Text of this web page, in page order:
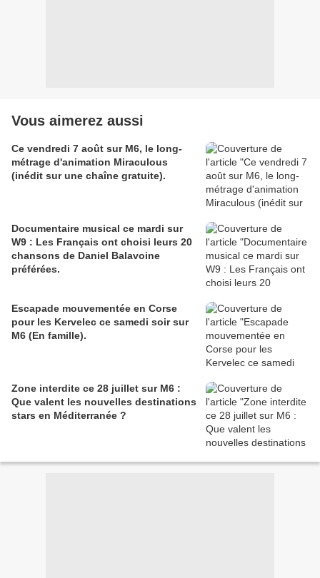
Vous aimerez aussi
Ce vendredi 7 août sur M6, le long-
métrage d'animation Miraculous
(inédit sur une chaîne gratuite).
Documentaire musical ce mardi sur
W9 : Les Français ont choisi leurs 20
chansons de Daniel Balavoine
préférées.
Escapade mouvementée en Corse
pour les Kervelec ce samedi soir sur
M6 (En famille).
Zone interdite ce 28 juillet sur M6 :
Que valent les nouvelles destinations
stars en Méditerranée ?